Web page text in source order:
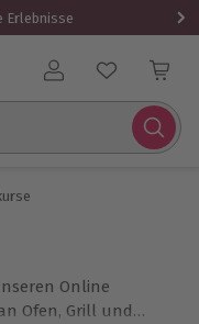
Erlebnisse
Benutzerkonto
Online
Ofen, Grill und